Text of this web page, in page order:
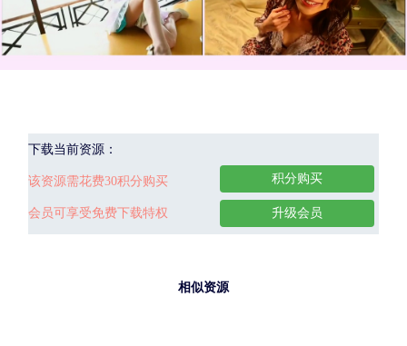
下载当前资源：
该资源需花费30积分购买
会员可享受免费下载特权
积分购买
升级会员
相似资源